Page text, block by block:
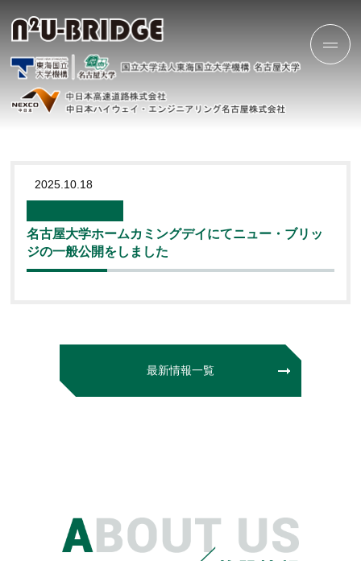
2025.10.18
名古屋大学ホームカミングデイにてニュー・ブリッ
ジの一般公開をしました
最新情報一覧